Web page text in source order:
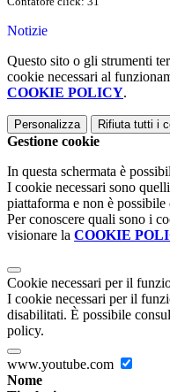
Notizie
Questo sito o gli strumenti
cookie necessari al
COOKIE POLICY.
Personalizza Rifiuta tutti i
Gestione cookie
In questa schermata è
I cookie necessari sono
piattaforma e non è
Per conoscere quali sono i
visionare la COOKIE
Cookie necessari per il
I cookie necessari per il
disabilitati. È possibile
policy.
www.youtube.com
Nome